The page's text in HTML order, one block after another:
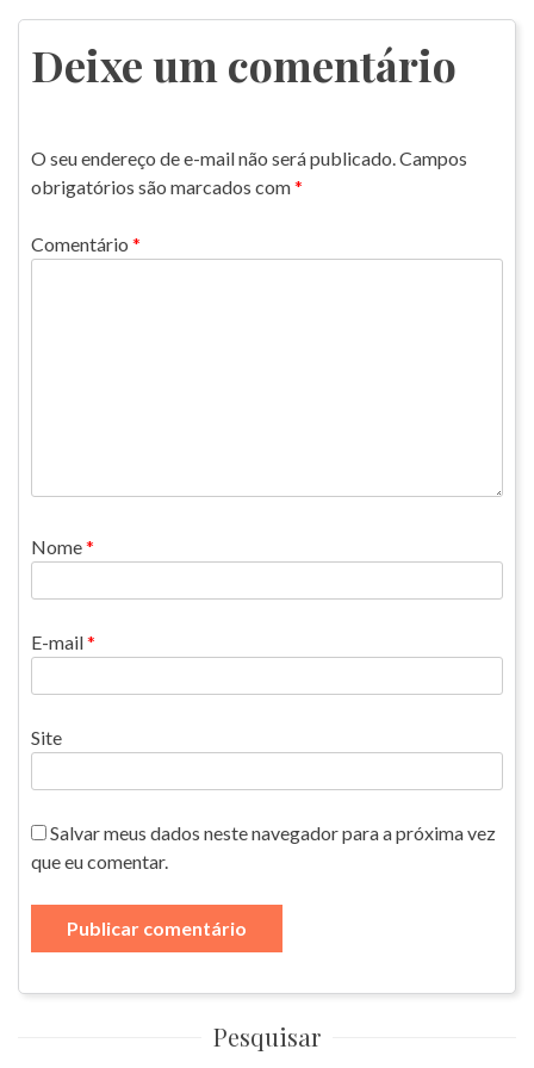
de
Post
Deixe um comentário
O seu endereço de e-mail não será publicado.Campos
obrigatórios são marcados com*
Comentário *
Nome*
E-mail*
Site
Salvar meus dados neste navegador para a próxima vez
que eu comentar.
Pesquisar